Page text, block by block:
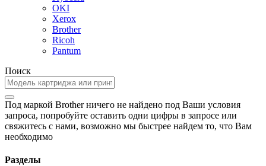
OKI
Xerox
Brother
Ricoh
Pantum
Поиск
Под маркой Brother ничего не найдено под Ваши условия
запроса, попробуйте оставить одни цифры в запросе или
свяжитесь с нами, возможно мы быстрее найдем то, что Вам
необходимо
Разделы